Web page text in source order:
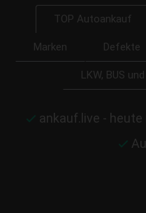
TOP Autoankauf
Marken Defekte
LKW, BUS
ankauf.live -